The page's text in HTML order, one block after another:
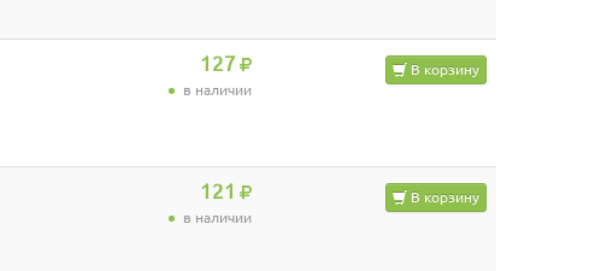
127
в наличии
В корзину
121
в наличии
В корзину